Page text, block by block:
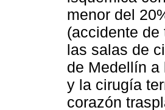
menor del
(accidente
las salas de
de Medellín a
y la cirugía
corazón